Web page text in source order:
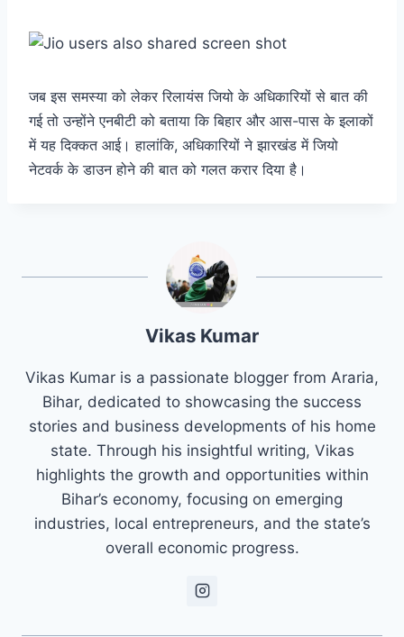
जब इस समस्या को लेकर रिलायंस जियो के अधिकारियों से बात की
गई तो उन्होंने एनबीटी को बताया कि बिहार और आस-पास के इलाकों
में यह दिक्कत आई। हालांकि, अधिकारियों ने झारखंड में जियो
नेटवर्क के डाउन होने की बात को गलत करार दिया है।
Vikas Kumar
Vikas Kumar is a passionate blogger from Araria,
Bihar, dedicated to showcasing the success
stories and business developments of his home
state. Through his insightful writing, Vikas
highlights the growth and opportunities within
Bihar’s economy, focusing on emerging
industries, local entrepreneurs, and the state’s
overall economic progress.